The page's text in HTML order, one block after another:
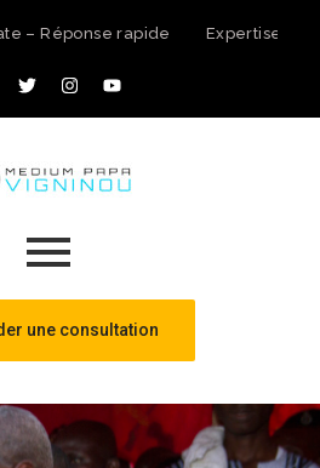
– Réponse rapide Expertise
une consultation